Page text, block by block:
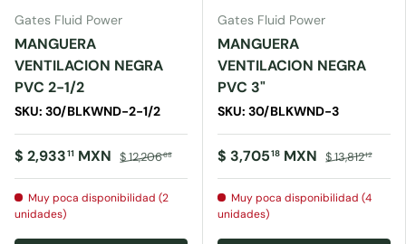
Gates Fluid Power
MANGUERA
VENTILACION NEGRA
PVC 2-1/2
SKU: 30/BLKWND-2-1/2
$ 2,93311 MXN $ 12,20668
Muy poca disponibilidad (2
unidades)
Gates Fluid Power
MANGUERA
VENTILACION NEGRA
PVC 3"
SKU: 30/BLKWND-3
$ 3,70518 MXN $ 13,81212
Muy poca disponibilidad (4
unidades)